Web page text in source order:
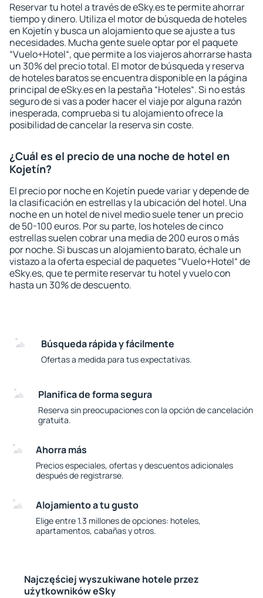
Reservar tu hotel a través de eSky.es te permite ahorrar
tiempo y dinero. Utiliza el motor de búsqueda de hoteles
en Kojetín y busca un alojamiento que se ajuste a tus
necesidades. Mucha gente suele optar por el paquete
“Vuelo+Hotel“, que permite a los viajeros ahorrarse hasta
un 30% del precio total. El motor de búsqueda y reserva
de hoteles baratos se encuentra disponible en la página
principal de eSky.es en la pestaña “Hoteles“. Si no estás
seguro de si vas a poder hacer el viaje por alguna razón
inesperada, comprueba si tu alojamiento ofrece la
posibilidad de cancelar la reserva sin coste.
¿Cuál es el precio de una noche de hotel en
Kojetín?
El precio por noche en Kojetín puede variar y depende de
la clasificación en estrellas y la ubicación del hotel. Una
noche en un hotel de nivel medio suele tener un precio
de 50-100 euros. Por su parte, los hoteles de cinco
estrellas suelen cobrar una media de 200 euros o más
por noche. Si buscas un alojamiento barato, échale un
vistazo a la oferta especial de paquetes “Vuelo+Hotel“ de
eSky.es, que te permite reservar tu hotel y vuelo con
hasta un 30% de descuento.
Búsqueda rápida y fácilmente
Ofertas a medida para tus expectativas.
Planifica de forma segura
Reserva sin preocupaciones con la opción de cancelación
gratuita.
Ahorra más
Precios especiales, ofertas y descuentos adicionales
después de registrarse.
Alojamiento a tu gusto
Elige entre 1.3 millones de opciones: hoteles,
apartamentos, cabañas y otros.
Najczęściej wyszukiwane hotele przez
użytkowników eSky